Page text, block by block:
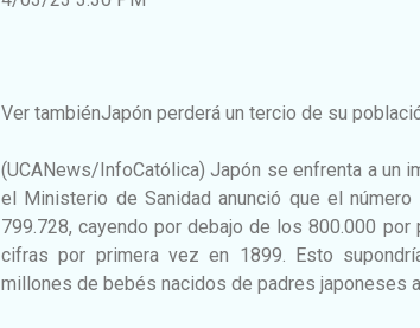
Ver tambiénJapón perderá un tercio de su
(UCANews/InfoCatólica) Japón se enfrenta a un
el Ministerio de Sanidad anunció que el
799.728, cayendo por debajo de los 800.000
cifras por primera vez en 1899. Esto
millones de bebés nacidos de padres japoneses